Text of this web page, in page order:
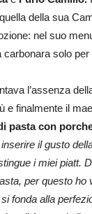
della sua
nel suo
carbonara solo
l’assenza
finalmente il
pasta con
il gusto
i miei piatt.
per questo
fonda alla